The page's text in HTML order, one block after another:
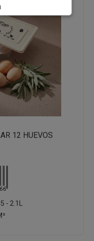
12 HUEVOS
- 2.1L